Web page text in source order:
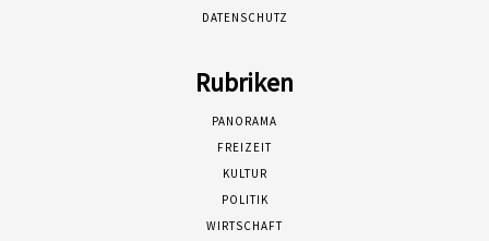
DATENSCHUTZ
Rubriken
PANORAMA
FREIZEIT
KULTUR
POLITIK
WIRTSCHAFT